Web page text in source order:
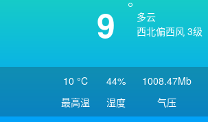
9
多云
西北偏西风 3级
10 °C
最高温
44%
湿度
1008.47Mb
气压